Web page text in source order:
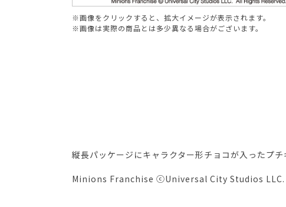
※画像をクリックすると、拡大イメージが表示されます。
※画像は実際の商品とは多少異なる場合がございます。
縦長パッケージにキャラクター形チョコが入ったプチ
Minions Franchise ⓒUniversal City Studios